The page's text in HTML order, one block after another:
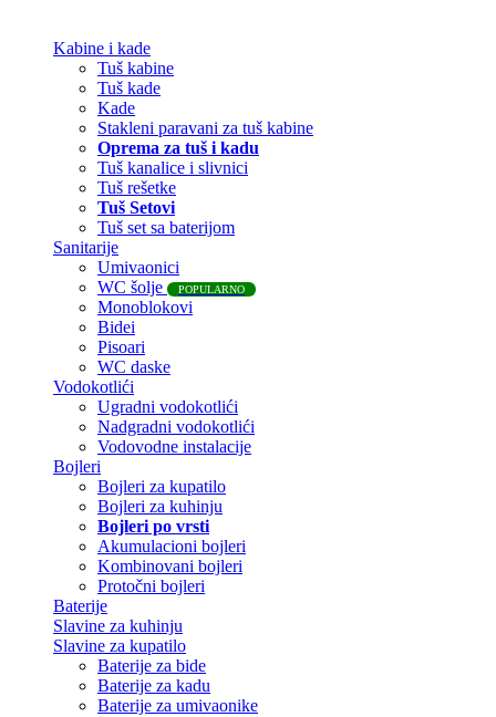
Kabine i kade
Tuš kabine
Tuš kade
Kade
Stakleni paravani za tuš kabine
Oprema za tuš i kadu
Tuš kanalice i slivnici
Tuš rešetke
Tuš Setovi
Tuš set sa baterijom
Sanitarije
Umivaonici
WC šolje
POPULARNO
Monoblokovi
Bidei
Pisoari
WC daske
Vodokotlići
Ugradni vodokotlići
Nadgradni vodokotlići
Vodovodne instalacije
Bojleri
Bojleri za kupatilo
Bojleri za kuhinju
Bojleri po vrsti
Akumulacioni bojleri
Kombinovani bojleri
Protočni bojleri
Baterije
Slavine za kuhinju
Slavine za kupatilo
Baterije za bide
Baterije za kadu
Baterije za umivaonike